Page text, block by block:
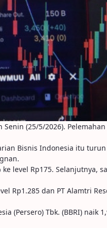
(25/5/2026).
Bisnis Indonesia itu
level Rp175. Selanjutnya,
Rp1.285 dan PT Alamtri
Tbk. (BBRI) naik